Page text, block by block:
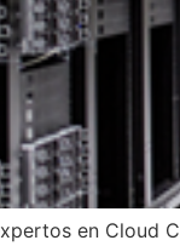
en Cloud